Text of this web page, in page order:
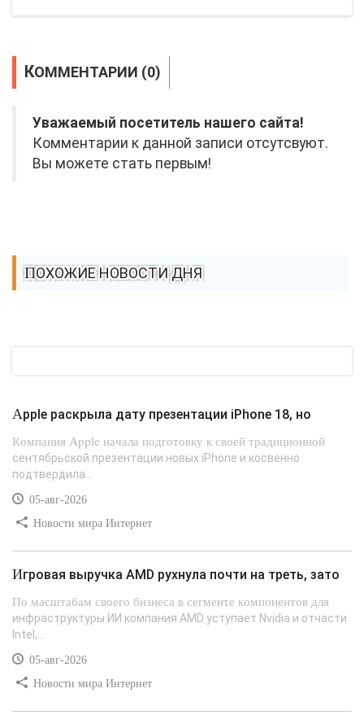
КОММЕНТАРИИ (0)
Уважаемый посетитель нашего сайта!
Комментарии к данной записи отсутсвуют.
Вы можете стать первым!
ПОХОЖИЕ НОВОСТИ ДНЯ
Apple раскрыла дату презентации iPhone 18, но
Компания Apple начала подготовку к своей традиционной
сентябрьской презентации новых iPhone и косвенно
подтвердила...
05-авг-2026
Новости мира Интернет
Игровая выручка AMD рухнула почти на треть, зато
По масштабам своего бизнеса в сегменте компонентов для
инфраструктуры ИИ компания AMD уступает Nvidia и отчасти
Intel,...
05-авг-2026
Новости мира Интернет